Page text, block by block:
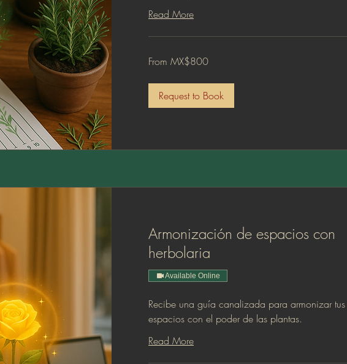
Read More
800
From MX$800
Request to Book
Armonización de espacios con
herbolaria
Available Online
Recibe una guía canalizada para armonizar tus
espacios con el poder de las plantas.
Read More